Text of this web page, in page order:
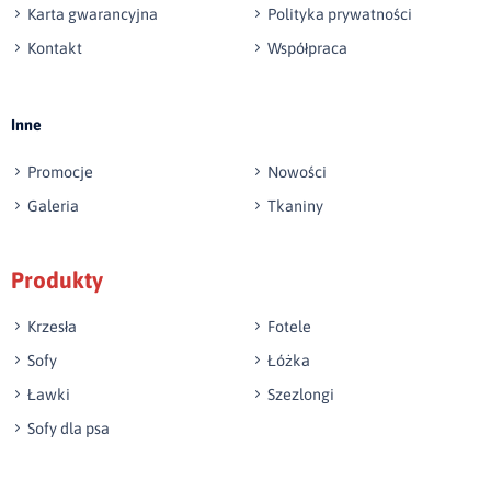
Wyślij opinię
Karta gwarancyjna
Polityka prywatności
Kontakt
Współpraca
Inne
Promocje
Nowości
Galeria
Tkaniny
Produkty
Krzesła
Fotele
Sofy
Łóżka
Ławki
Szezlongi
Sofy dla psa